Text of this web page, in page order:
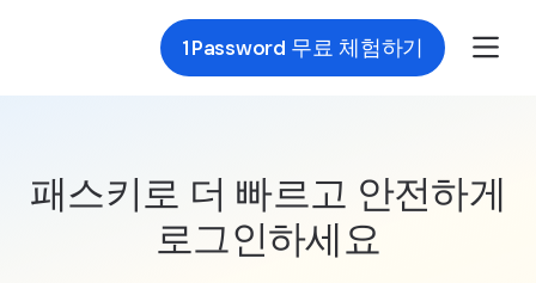
Skip to Main Content
1Password 무료 체험하기
패스키로 더 빠르고 안전하게
로그인하세요